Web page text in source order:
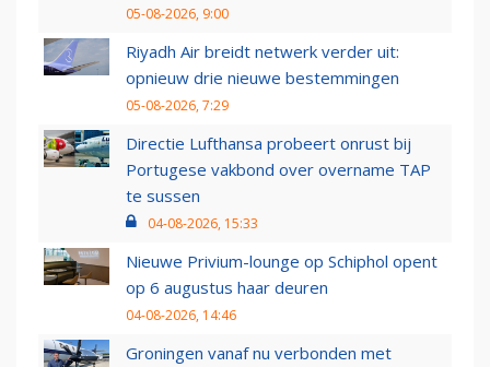
05-08-2026, 9:00
Riyadh Air breidt netwerk verder uit:
opnieuw drie nieuwe bestemmingen
05-08-2026, 7:29
Directie Lufthansa probeert onrust bij
Portugese vakbond over overname TAP
te sussen
04-08-2026, 15:33
Nieuwe Privium-lounge op Schiphol opent
op 6 augustus haar deuren
04-08-2026, 14:46
Groningen vanaf nu verbonden met